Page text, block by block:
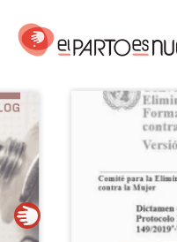
contenido